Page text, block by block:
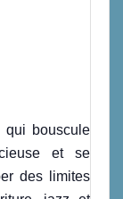
qui bouscule
et se
des limites